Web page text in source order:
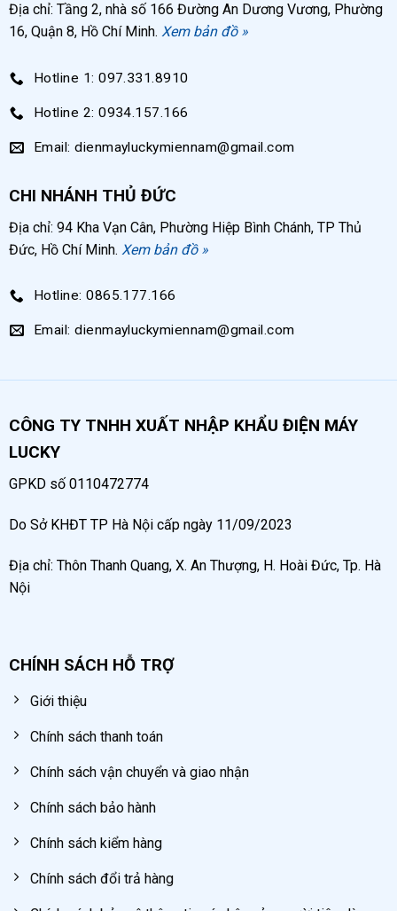
Địa chỉ: Tầng 2, nhà số 166 Đường An Dương Vương, Phường
16, Quận 8, Hồ Chí Minh. Xem bản đồ »
Hotline 1: 097.331.8910
Hotline 2: 0934.157.166
Email: dienmayluckymiennam@gmail.com
CHI NHÁNH THỦ ĐỨC
Địa chỉ: 94 Kha Vạn Cân, Phường Hiệp Bình Chánh, TP Thủ
Đức, Hồ Chí Minh. Xem bản đồ »
Hotline: 0865.177.166
Email: dienmayluckymiennam@gmail.com
CÔNG TY TNHH XUẤT NHẬP KHẨU ĐIỆN MÁY
LUCKY
GPKD số 0110472774
Do Sở KHĐT TP Hà Nội cấp ngày 11/09/2023
Địa chỉ: Thôn Thanh Quang, X. An Thượng, H. Hoài Đức, Tp. Hà
Nội
CHÍNH SÁCH HỖ TRỢ
Giới thiệu
Chính sách thanh toán
Chính sách vận chuyển và giao nhận
Chính sách bảo hành
Chính sách kiểm hàng
Chính sách đổi trả hàng